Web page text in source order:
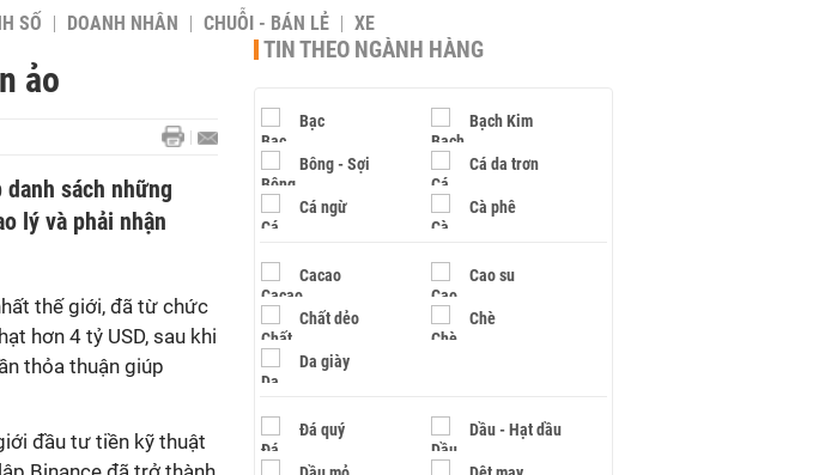
SỐ DOANH NHÂN CHUỖI - BÁN LẺ XE
ảo
sách những
lý và phải nhận
thế giới, đã từ chức
hơn 4 tỷ USD, sau khi
thỏa thuận giúp
đầu tư tiền kỹ thuật
TIN THEO NGÀNH HÀNG
Bạc Bạch Kim
Bông - Sợi Cá da trơn
Cá ngừ Cà phê
Cacao Cao su
Chất dẻo Chè
Da giày
Đá quý Dầu - Hạt dầu